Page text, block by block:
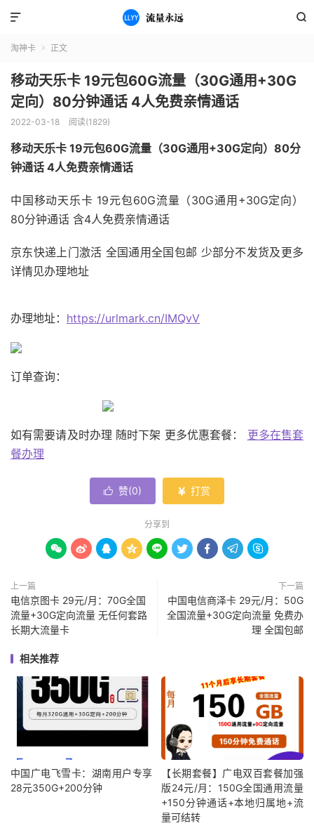


淘神卡  正文
移动天乐卡 19元包60G流量（30G通用+30G
定向）80分钟通话 4人免费亲情通话
2022-03-18 阅读(1829)
移动天乐卡 19元包60G流量（30G通用+30G定向）80分
钟通话 4人免费亲情通话
中国移动天乐卡 19元包60G流量（30G通用+30G定向）
80分钟通话 含4人免费亲情通话
京东快递上门激活 全国通用全国包邮 少部分不发货及更多
详情见办理地址
办理地址： https://urlmark.cn/IMQvV
订单查询：
如有需要请及时办理 随时下架 更多优惠套餐： 更多在售套
餐办理
 赞(0)  打赏
分享到
        
上一篇
电信京图卡 29元/月：70G全国
流量+30G定向流量 无任何套路
长期大流量卡
下一篇
中国电信商泽卡 29元/月：50G
全国流量+30G定向流量 免费办
理 全国包邮
相关推荐
中国广电飞雪卡：湖南用户专享
28元350G+200分钟
【长期套餐】广电双百套餐加强
版24元/月：150G全国通用流量
+150分钟通话+本地归属地+流
量可结转